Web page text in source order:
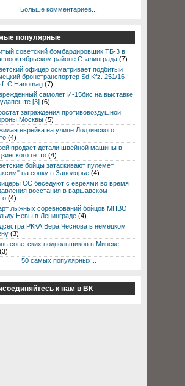
Больше комментариев...
популярные
советский бомбардировщик ТБ-3 в
районе Сталинграда (7)
офицер осматривает подбитый
бронетранспортер Sd.Kfz. 251/16
C Hanomag (7)
самолет И-15бис на выставке
[3] (6)
заграждения противовоздушной
Москвы (5)
еврейка на улице Лодзинского
(4)
продает детали швейной машины в
гетто (4)
бойцы затаскивают пулемет
на сопку в Заполярье (4)
СС беседуют с евреями во время
восстания в варшавском
(4)
лыжных соревнований бойцов МПВО
Невы в Ленинграде (4)
РККА Вера Чеснова в немецком
(3)
советских подпольщиков в Минске
(3)
50 самых популярных...
к нам в ВК